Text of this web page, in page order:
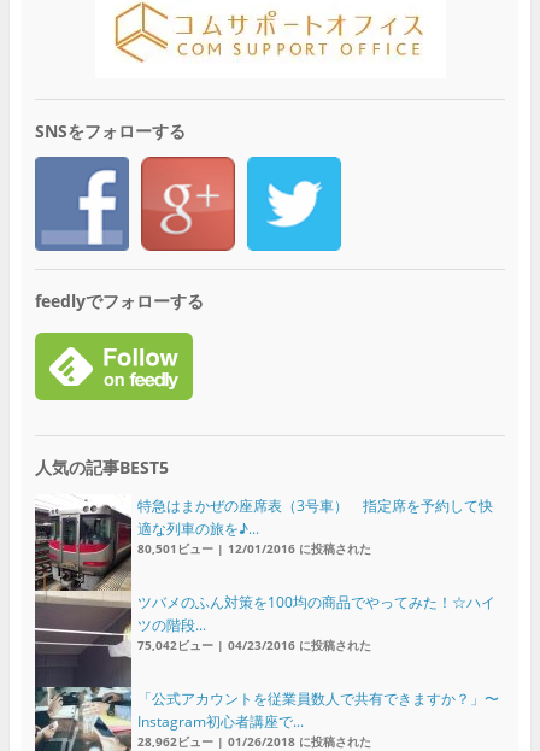
SNSをフォローする
feedlyでフォローする
人気の記事BEST5
特急はまかぜの座席表（3号車） 指定席を予約して快
適な列車の旅を♪...
80,501ビュー| 12/01/2016 に投稿された
ツバメのふん対策を100均の商品でやってみた！☆ハイ
ツの階段...
75,042ビュー| 04/23/2016 に投稿された
「公式アカウントを従業員数人で共有できますか？」〜
Instagram初心者講座で...
28,962ビュー| 01/26/2018 に投稿された